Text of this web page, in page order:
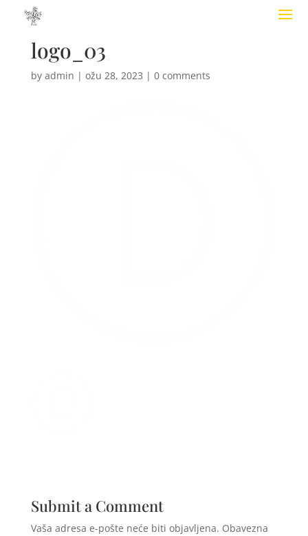
logo_03
by admin | ožu 28, 2023 | 0 comments
Submit a Comment
Vaša adresa e-pošte neće biti objavljena. Obavezna